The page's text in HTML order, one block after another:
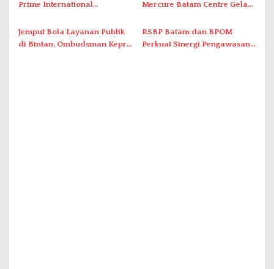
Prime International
2026 di Stadion Temenggung
Abdul Jamal
Mercure Batam Centre Gelar
Nusantara’
Jemput Bola Layanan Publik
di Bintan, Ombudsman Kepri
RSBP Batam dan BPOM
Perkuat Sinergi Pengawasan